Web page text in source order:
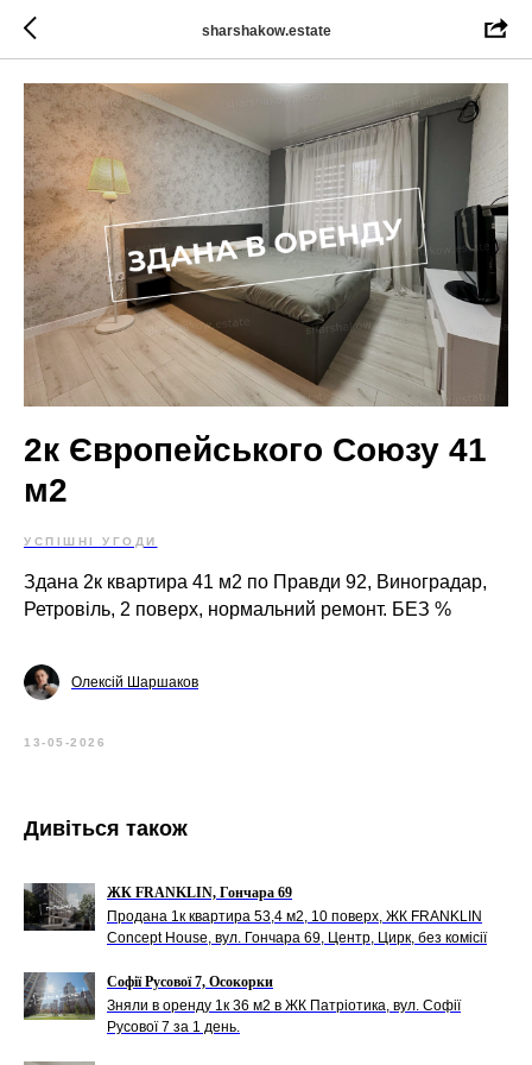
sharshakow.estate
2к Європейського Союзу 41
м2
УСПІШНІ УГОДИ
Здана 2к квартира 41 м2 по Правди 92, Виноградар,
Ретровіль, 2 поверх, нормальний ремонт. БЕЗ %
Олексій Шаршаков
13-05-2026
Дивіться також
ЖК FRANKLIN, Гончара 69
Продана 1к квартира 53,4 м2, 10 поверх, ЖК FRANKLIN
Concept House, вул. Гончара 69, Центр, Цирк, без комісії
Софії Русової 7, Осокорки
Зняли в оренду 1к 36 м2 в ЖК Патріотика, вул. Софії
Русової 7 за 1 день.